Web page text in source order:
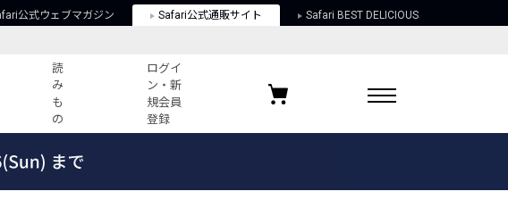
公式ウェブマガジン Safari公式通販サイト Safari BEST DELICIOUS
読
み
も
の
ログイ
ン・新
規会員
登録
お気に入りブランド